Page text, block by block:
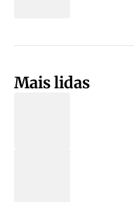
Mais lidas